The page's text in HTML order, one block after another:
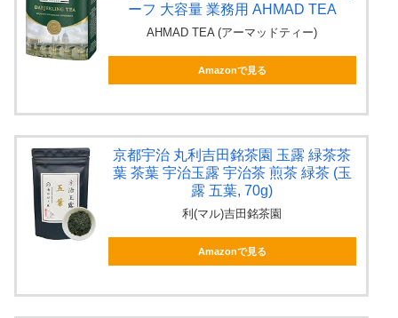
ーフ 大容量 業務用 AHMAD TEA
AHMAD TEA (アーマッドティー)
Amazonで見る
京都宇治 丸利吉田銘茶園 玉露 緑茶茶
葉 茶葉 宇治玉露 宇治茶 煎茶 緑茶 (玉
露 五葉, 70g)
利(マル)吉田銘茶園
Amazonで見る